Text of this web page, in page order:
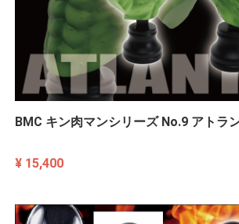
BMC キン肉マンシリーズ No.9 アトラ
¥ 15,400